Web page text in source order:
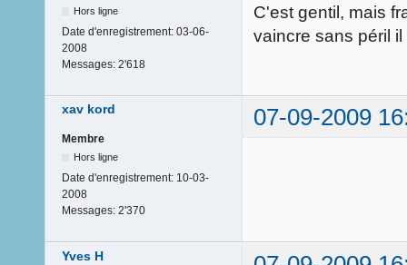
Hors ligne
Date d'enregistrement: 03-06-
2008
Messages: 2'618
C'est gentil, mais
vaincre sans péril
xav kord 07-09-2009
Membre
Hors ligne
Date d'enregistrement: 10-03-
2008
Messages: 2'370
Yves H